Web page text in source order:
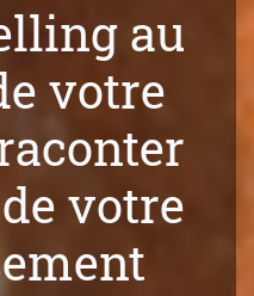
au
votre
votre